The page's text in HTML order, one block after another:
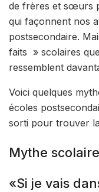
de frères et sœurs
qui façonnent nos
postsecondaire.
faits » scolaires
ressemblent
Voici quelques
écoles
sorti pour trouver
Mythe
«Si je vais